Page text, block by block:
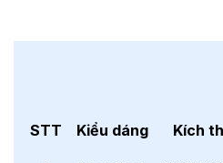
STT Kiểu dáng Kích